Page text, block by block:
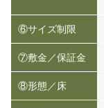
⑥サイズ制限
⑦敷金／保証金
⑧形態／床